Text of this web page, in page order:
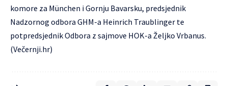
komore za München i Gornju Bavarsku, predsjednik
Nadzornog odbora GHM-a Heinrich Traublinger te
potpredsjednik Odbora z sajmove HOK-a Željko Vrbanus.
(Večernji.hr)